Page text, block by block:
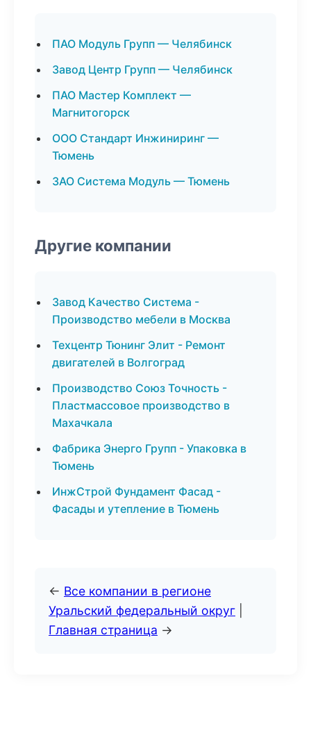
ПАО Модуль Групп — Челябинск
Завод Центр Групп — Челябинск
ПАО Мастер Комплект —
Магнитогорск
ООО Стандарт Инжиниринг —
Тюмень
ЗАО Система Модуль — Тюмень
Другие компании
Завод Качество Система -
Производство мебели в Москва
Техцентр Тюнинг Элит - Ремонт
двигателей в Волгоград
Производство Союз Точность -
Пластмассовое производство в
Махачкала
Фабрика Энерго Групп - Упаковка в
Тюмень
ИнжСтрой Фундамент Фасад -
Фасады и утепление в Тюмень
← Все компании в регионе
Уральский федеральный округ
Главная страница →